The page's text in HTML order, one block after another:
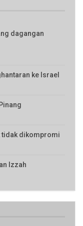
dagangan
ke Israel
tidak dikompromi
Izzah